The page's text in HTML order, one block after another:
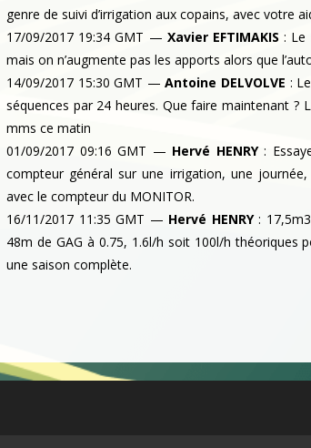
genre de suivi d’irrigation aux copains, avec votre
17/09/2017 19:34 GMT — Xavier EFTIMAKIS : Le
mais on n’augmente pas les apports alors que
14/09/2017 15:30 GMT —Antoine DELVOLVE :
séquences par 24 heures. Que faire maintenant
mms ce matin
01/09/2017 09:16 GMT — Hervé HENRY:
compteur général sur une irrigation, une
avec le compteur du MONITOR.
16/11/2017 11:35 GMT — Hervé HENRY:
48m de GAG à 0.75, 1.6l/h soit 100l/h théoriques
une saison complète.